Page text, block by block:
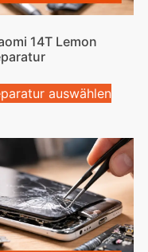
14T Lemon
auswählen